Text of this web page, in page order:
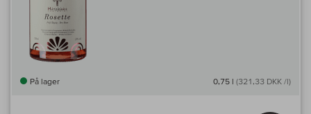
På lager 0,75 l (321,33 DKK /l)